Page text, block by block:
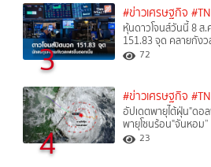
3
#ข่าวเศรษฐกิจ
หุ้นดาวโจนส์วันนี้ 8 ส
151.83 จุด คลายกัง
72
4
#ข่าวเศรษฐกิจ
อัปเดตพายุไต้ฝุ่น"ดอ
พายุโซนร้อน"จันหอม”
23